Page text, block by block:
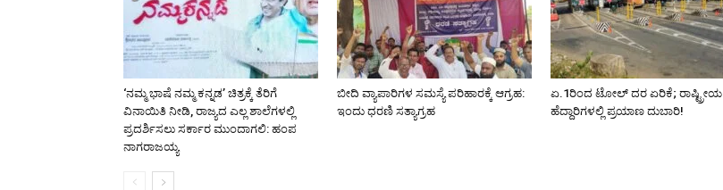
‘ನಮ್ಮ ಭಾಷೆ ನಮ್ಮ ಕನ್ನಡ’ ಚಿತ್ರಕ್ಕೆ ತೆರಿಗೆ
ವಿನಾಯಿತಿ ನೀಡಿ, ರಾಜ್ಯದ ಎಲ್ಲ ಶಾಲೆಗಳಲ್ಲಿ
ಪ್ರದರ್ಶಿಸಲು ಸರ್ಕಾರ ಮುಂದಾಗಲಿ: ಹಂಪ
ನಾಗರಾಜಯ್ಯ
ಬೀದಿ ವ್ಯಾಪಾರಿಗಳ ಸಮಸ್ಯೆ ಪರಿಹಾರಕ್ಕೆ ಆಗ್ರಹ:
ಇಂದು ಧರಣಿ ಸತ್ಯಾಗ್ರಹ
ಏ.1ರಿಂದ ಟೋಲ್ ದರ ಏರಿಕೆ; ರಾಷ್ಟ್ರೀಯ
ಹೆದ್ದಾರಿಗಳಲ್ಲಿ ಪ್ರಯಾಣ ದುಬಾರಿ!